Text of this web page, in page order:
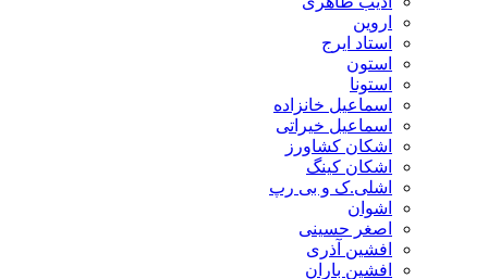
اروین
استاد ایرج
استون
استونا
اسماعیل خانزاده
اسماعیل خیراتی
اشکان کشاورز
اشکان کینگ
اشلی.ک و بی رپ
اشوان
اصغر حسینی
افشین آذری
افشین باران